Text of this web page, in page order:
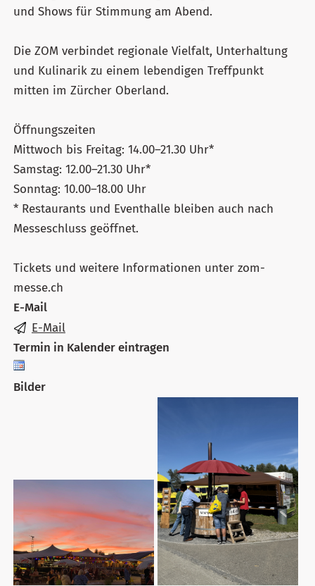
und Shows für Stimmung am Abend.
Die ZOM verbindet regionale Vielfalt, Unterhaltung
und Kulinarik zu einem lebendigen Treffpunkt
mitten im Zürcher Oberland.
Öffnungszeiten
Mittwoch bis Freitag: 14.00–21.30 Uhr*
Samstag: 12.00–21.30 Uhr*
Sonntag: 10.00–18.00 Uhr
* Restaurants und Eventhalle bleiben auch nach
Messeschluss geöffnet.
Tickets und weitere Informationen unter zom-
messe.ch
E-Mail
E-Mail
Termin in Kalender eintragen
Bilder